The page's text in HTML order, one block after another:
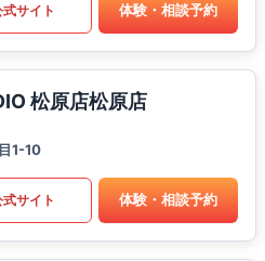
式サイト 体験・相談予約
松原店松原店
1-10
式サイト 体験・相談予約